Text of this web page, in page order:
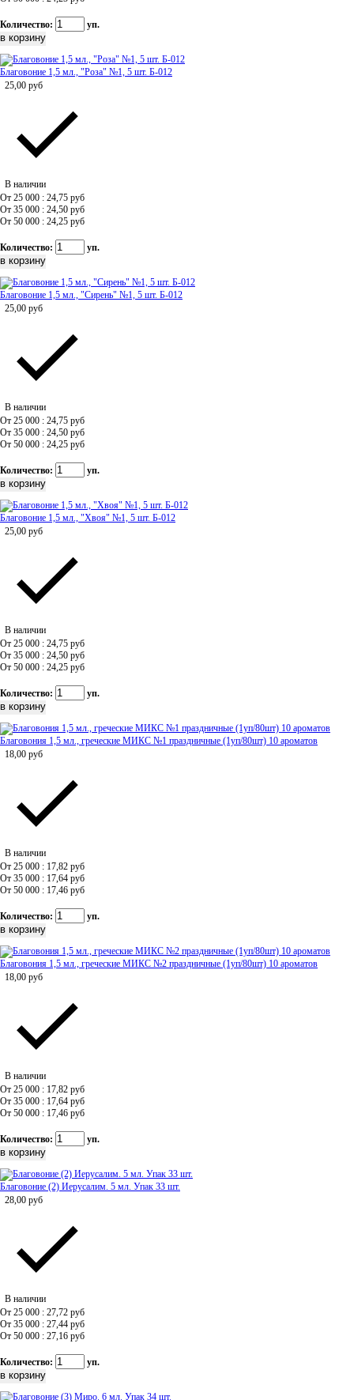
Количество: уп.
Благовоние 1,5 мл., "Роза" №1, 5 шт. Б-012
25,00 руб
В наличии
От 25 000 : 24,75 руб
От 35 000 : 24,50 руб
От 50 000 : 24,25 руб
Количество: уп.
Благовоние 1,5 мл., "Сирень" №1, 5 шт. Б-012
25,00 руб
В наличии
От 25 000 : 24,75 руб
От 35 000 : 24,50 руб
От 50 000 : 24,25 руб
Количество: уп.
Благовоние 1,5 мл., "Хвоя" №1, 5 шт. Б-012
25,00 руб
В наличии
От 25 000 : 24,75 руб
От 35 000 : 24,50 руб
От 50 000 : 24,25 руб
Количество: уп.
Благовония 1,5 мл., греческие МИКС №1 праздничные (1уп/80шт) 10 ароматов
18,00 руб
В наличии
От 25 000 : 17,82 руб
От 35 000 : 17,64 руб
От 50 000 : 17,46 руб
Количество: уп.
Благовония 1,5 мл., греческие МИКС №2 праздничные (1уп/80шт) 10 ароматов
18,00 руб
В наличии
От 25 000 : 17,82 руб
От 35 000 : 17,64 руб
От 50 000 : 17,46 руб
Количество: уп.
Благовоние (2) Иерусалим. 5 мл. Упак 33 шт.
28,00 руб
В наличии
От 25 000 : 27,72 руб
От 35 000 : 27,44 руб
От 50 000 : 27,16 руб
Количество: уп.